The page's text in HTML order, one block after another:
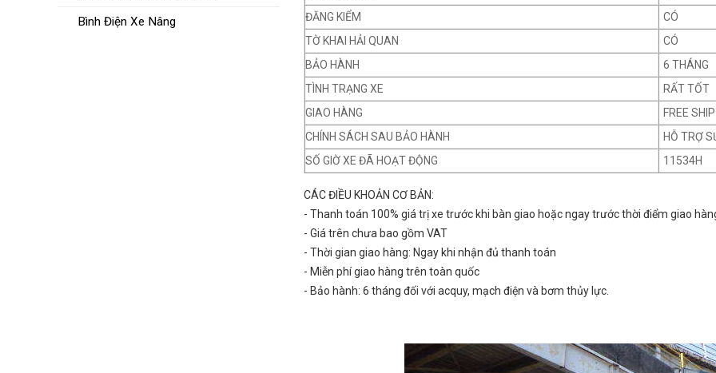
Bình Điện Xe Nâng
ĐĂNG KIỂM
CÓ
TỜ KHAI HẢI QUAN
CÓ
BẢO HÀNH
6 THÁNG
TÌNH TRẠNG XE
RẤT TỐT
GIAO HÀNG
FREE SHIP
CHÍNH SÁCH SAU BẢO HÀNH
HỖ TRỢ
SỐ GIỜ XE ĐÃ HOẠT ĐỘNG
11534H
CÁC ĐIỀU KHOẢN CƠ BẢN:
- Thanh toán 100% giá trị xe trước khi bàn giao hoặc ngay trước thời điểm giao
- Giá trên chưa bao gồm VAT
- Thời gian giao hàng: Ngay khi nhận đủ thanh toán
- Miễn phí giao hàng trên toàn quốc
- Bảo hành: 6 tháng đối với acquy, mạch điện và bơm thủy lực.